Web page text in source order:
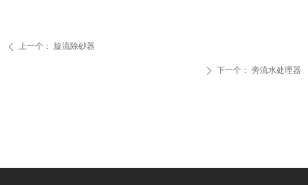
ꄴ 上一个： 旋流除砂器
ꄲ 下一个： 旁流水处理器